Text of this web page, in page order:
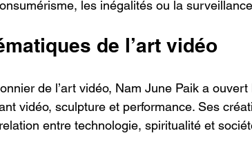
les inégalités ou la
de l’art vidéo
de l’art vidéo, Nam June Paik a
vidéo, sculpture et performance. Ses
entre technologie, spiritualité et